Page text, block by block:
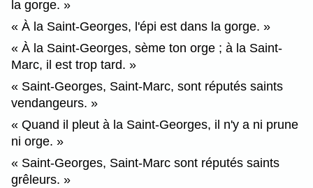
la gorge.
À la Saint-Georges, l'épi est dans la gorge.
À la Saint-Georges, sème ton orge ; à la Saint-
Marc, il est trop tard.
Saint-Georges, Saint-Marc, sont réputés saints
vendangeurs.
Quand il pleut à la Saint-Georges, il n'y a ni prune
ni orge.
Saint-Georges, Saint-Marc sont réputés saints
grêleurs.